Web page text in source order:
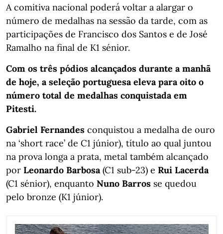
A comitiva nacional poderá voltar a alargar o
número de medalhas na sessão da tarde, com as
participações de Francisco dos Santos e de José
Ramalho na final de K1 sénior.
Com os três pódios alcançados durante a manhã
de hoje, a seleção portuguesa eleva para oito o
número total de medalhas conquistada em
Pitesti.
Gabriel Fernandes conquistou a medalha de ouro
na ‘short race’ de C1 júnior), título ao qual juntou
na prova longa a prata, metal também alcançado
por Leonardo Barbosa (C1 sub-23) e Rui Lacerda
(C1 sénior), enquanto Nuno Barros se quedou
pelo bronze (K1 júnior).